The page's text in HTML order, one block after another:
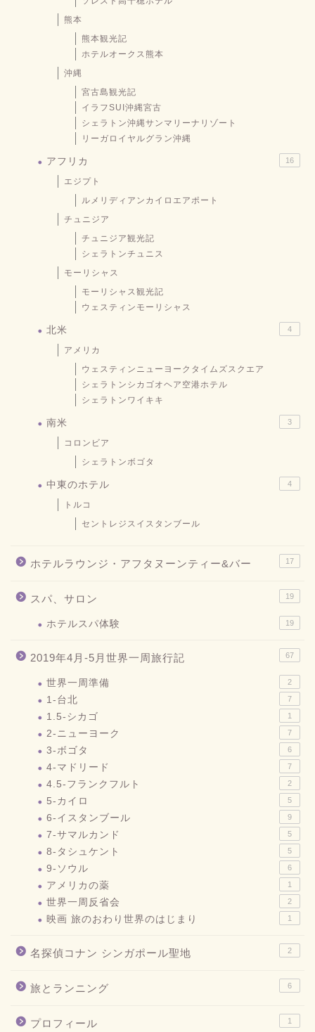
熊本
熊本観光記
ホテルオークス熊本
沖縄
宮古島観光記
イラフSUI沖縄宮古
シェラトン沖縄サンマリーナリゾート
リーガロイヤルグラン沖縄
アフリカ 16
エジプト
ルメリディアンカイロエアポート
チュニジア
チュニジア観光記
シェラトンチュニス
モーリシャス
モーリシャス観光記
ウェスティンモーリシャス
北米 4
アメリカ
ウェスティンニューヨークタイムズスクエア
シェラトンシカゴオヘア空港ホテル
シェラトンワイキキ
南米 3
コロンビア
シェラトンボゴタ
中東のホテル 4
トルコ
セントレジスイスタンブール
ホテルラウンジ・アフタヌーンティー&バー 17
スパ、サロン 19
ホテルスパ体験 19
2019年4月-5月世界一周旅行記 67
世界一周準備 2
1-台北 7
1.5-シカゴ 1
2-ニューヨーク 7
3-ボゴタ 6
4-マドリード 7
4.5-フランクフルト 2
5-カイロ 5
6-イスタンブール 9
7-サマルカンド 5
8-タシュケント 5
9-ソウル 6
アメリカの薬 1
世界一周反省会 2
映画 旅のおわり世界のはじまり 1
名探偵コナン シンガポール聖地 2
旅とランニング 6
プロフィール 1